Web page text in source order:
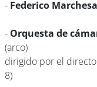
- Federico
- Orquesta de
(arco)
dirigido por el
8)